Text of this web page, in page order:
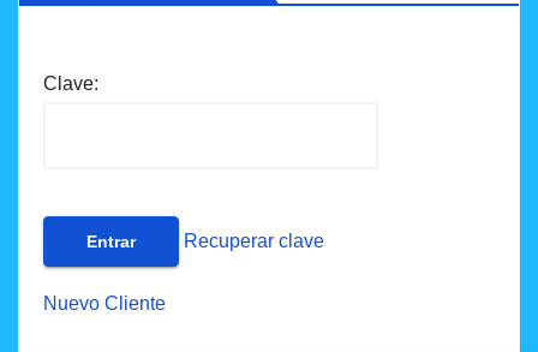
Clave:
Recuperar clave
Nuevo Cliente